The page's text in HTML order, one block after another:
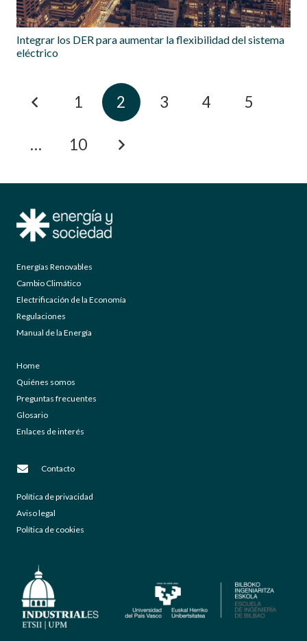
Integrar los DER para aumentar la flexibilidad del sistema
eléctrico
1 2 3 4 5
… 10
Energías Renovables
Cambio Climático
Electrificación de la Economía
Regulaciones
Manual de la Energía
Home
Quiénes somos
Preguntas frecuentes
Glosario
Enlaces de interés
Contacto
Política de privacidad
Aviso legal
Política de cookies